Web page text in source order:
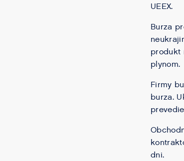
UEEX.
Burza
produkt
plynom.
Firmy
burza.
dni.